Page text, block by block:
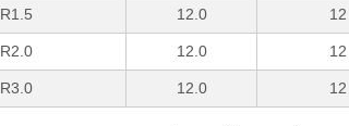
R1.5 12.0 12
R2.0 12.0 12
R3.0 12.0 12